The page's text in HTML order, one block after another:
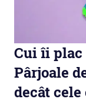
Cui îi plac
Pârjoale
decât